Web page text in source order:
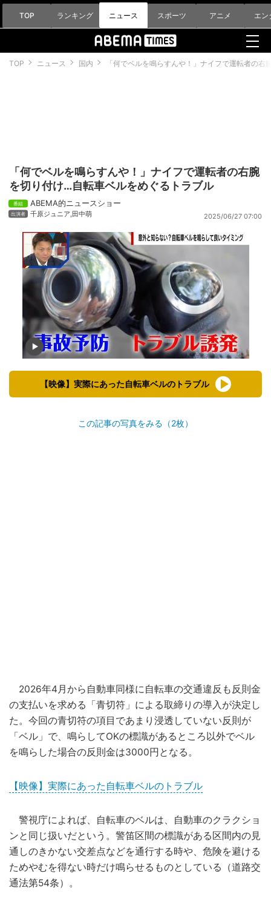
TOP ランキング ニュース スポーツ アニメ エン
TOP ニュース 国内 「何でベルを鳴らすんや！」ナイフで運転者の
「何でベルを鳴らすんや！」ナイフで運転者の右腕
を切り付け…自転車ベルをめぐるトラブル
ABEMA的ニュースショー
千原ジュニア 田中萌 2025/06/27 07:00
【映像】実際にあった自転車ベルのトラブル
この記事の写真をみる（2枚）
2026年4月から自動車同様に自転車の交通違反も反則金
の支払いを求める「青切符」による取締りの導入が決定し
た。今回の青切符の項目であまり浸透していない反則が
「ベル」で、鳴らしてOKの標識があるところ以外でベル
を鳴らした場合の反則金は3000円となる。
【映像】実際にあった自転車ベルのトラブル
警視庁によれば、自転車のベルは、自動車のクラクショ
ンと同じ扱いだという。警笛区間の標識がある区間内の見
通しのきかない交差点などを通行する時や、危険を避ける
ためやむを得ない時だけ鳴らせるものとしている（道路交
通法第54条）。